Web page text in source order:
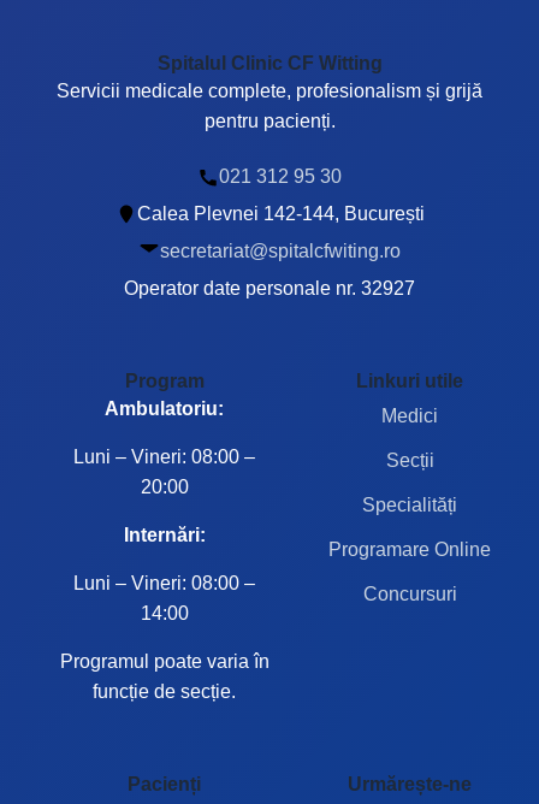
Spitalul Clinic CF Witting
Servicii medicale complete, profesionalism și grijă
pentru pacienți.
021 312 95 30
Calea Plevnei 142-144, București
secretariat@spitalcfwiting.ro
Operator date personale nr. 32927
Program
Ambulatoriu:
Luni – Vineri: 08:00 –
20:00
Internări:
Luni – Vineri: 08:00 –
14:00
Programul poate varia în
funcție de secție.
Linkuri utile
Medici
Secții
Specialități
Programare Online
Concursuri
Pacienți Urmărește-ne